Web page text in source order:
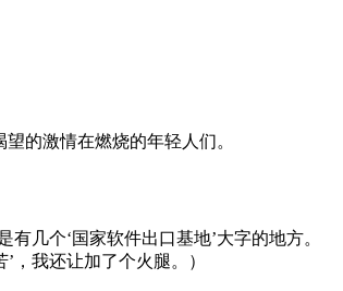
的激情在燃烧的年轻人们。
几个‘国家软件出口基地’大字的地方。
，我还让加了个火腿。）